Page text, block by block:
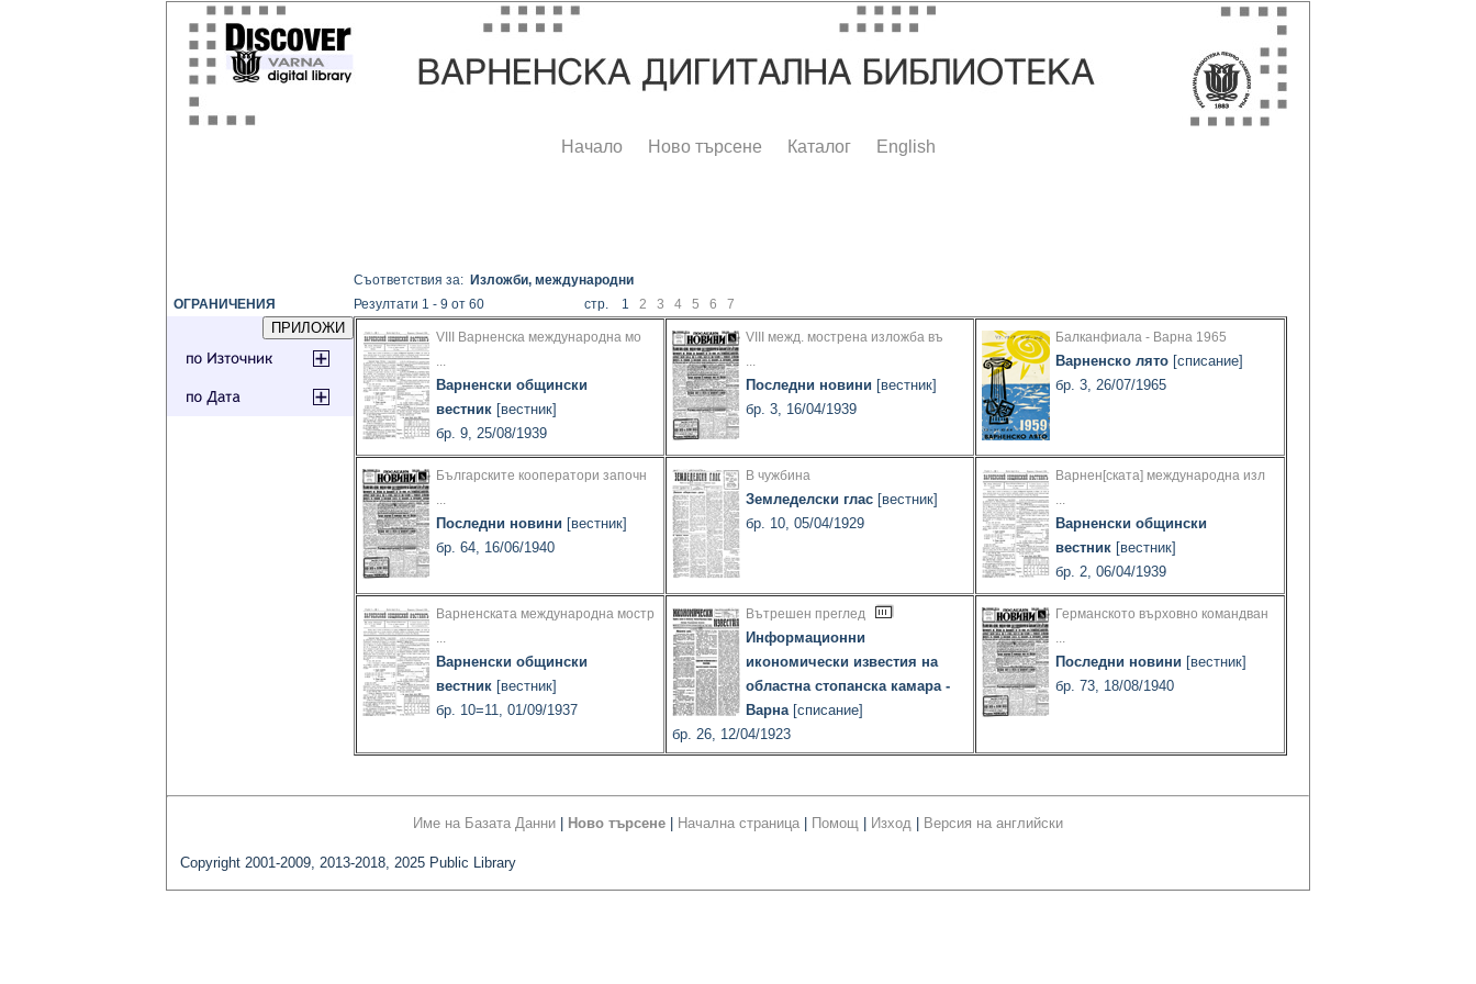
Начало Ново търсене Каталог English
ОГРАНИЧЕНИЯ
Съответствия за: Изложби, международни
Резултати 1 - 9 от 60
стр. 1 2 3 4 5 6 7
VIII Варненска международна мо
...
Варненски общински
вестник [вестник]
бр. 9, 25/08/1939
VIII межд. мострена изложба въ
...
Последни новини [вестник]
бр. 3, 16/04/1939
Балканфиала - Варна 1965
Варненско лято [списание]
бр. 3, 26/07/1965
Българските кооператори започн
...
Последни новини [вестник]
бр. 64, 16/06/1940
В чужбина
Земледелски глас [вестник]
бр. 10, 05/04/1929
Варнен[ската] международна изл
...
Варненски общински
вестник [вестник]
бр. 2, 06/04/1939
Варненската международна мостр
...
Варненски общински
вестник [вестник]
бр. 10=11, 01/09/1937
Вътрешен преглед
Информационни
икономически известия на
областна стопанска камара -
Варна[списание]
бр. 26, 12/04/1923
Германското върховно командван
...
Последни новини [вестник]
бр. 73, 18/08/1940
Име на Базата Данни Ново търсене Начална страница Помощ Изход Версия на английски
Copyright 2001-2009, 2013-2018, 2025 Public Library